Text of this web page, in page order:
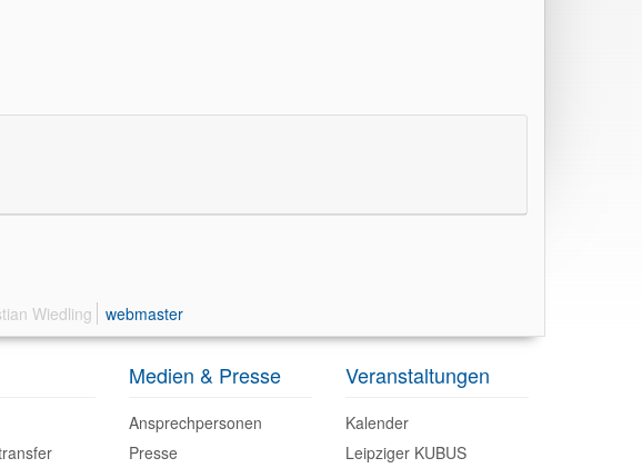
Wiedling webmaster
Medien & Presse
Ansprechpersonen
Presse
Veranstaltungen
Kalender
Leipziger KUBUS